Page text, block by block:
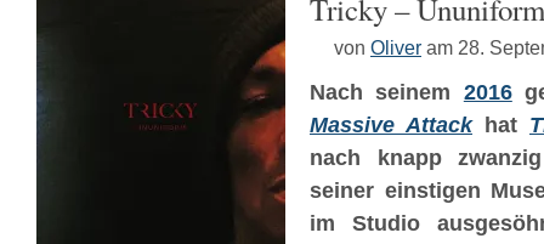
Tricky – Ununiform
von Oliver am 28.
Nach seinem 2016
Massive Attackhat
nach knapp
seiner einstigen
im Studio